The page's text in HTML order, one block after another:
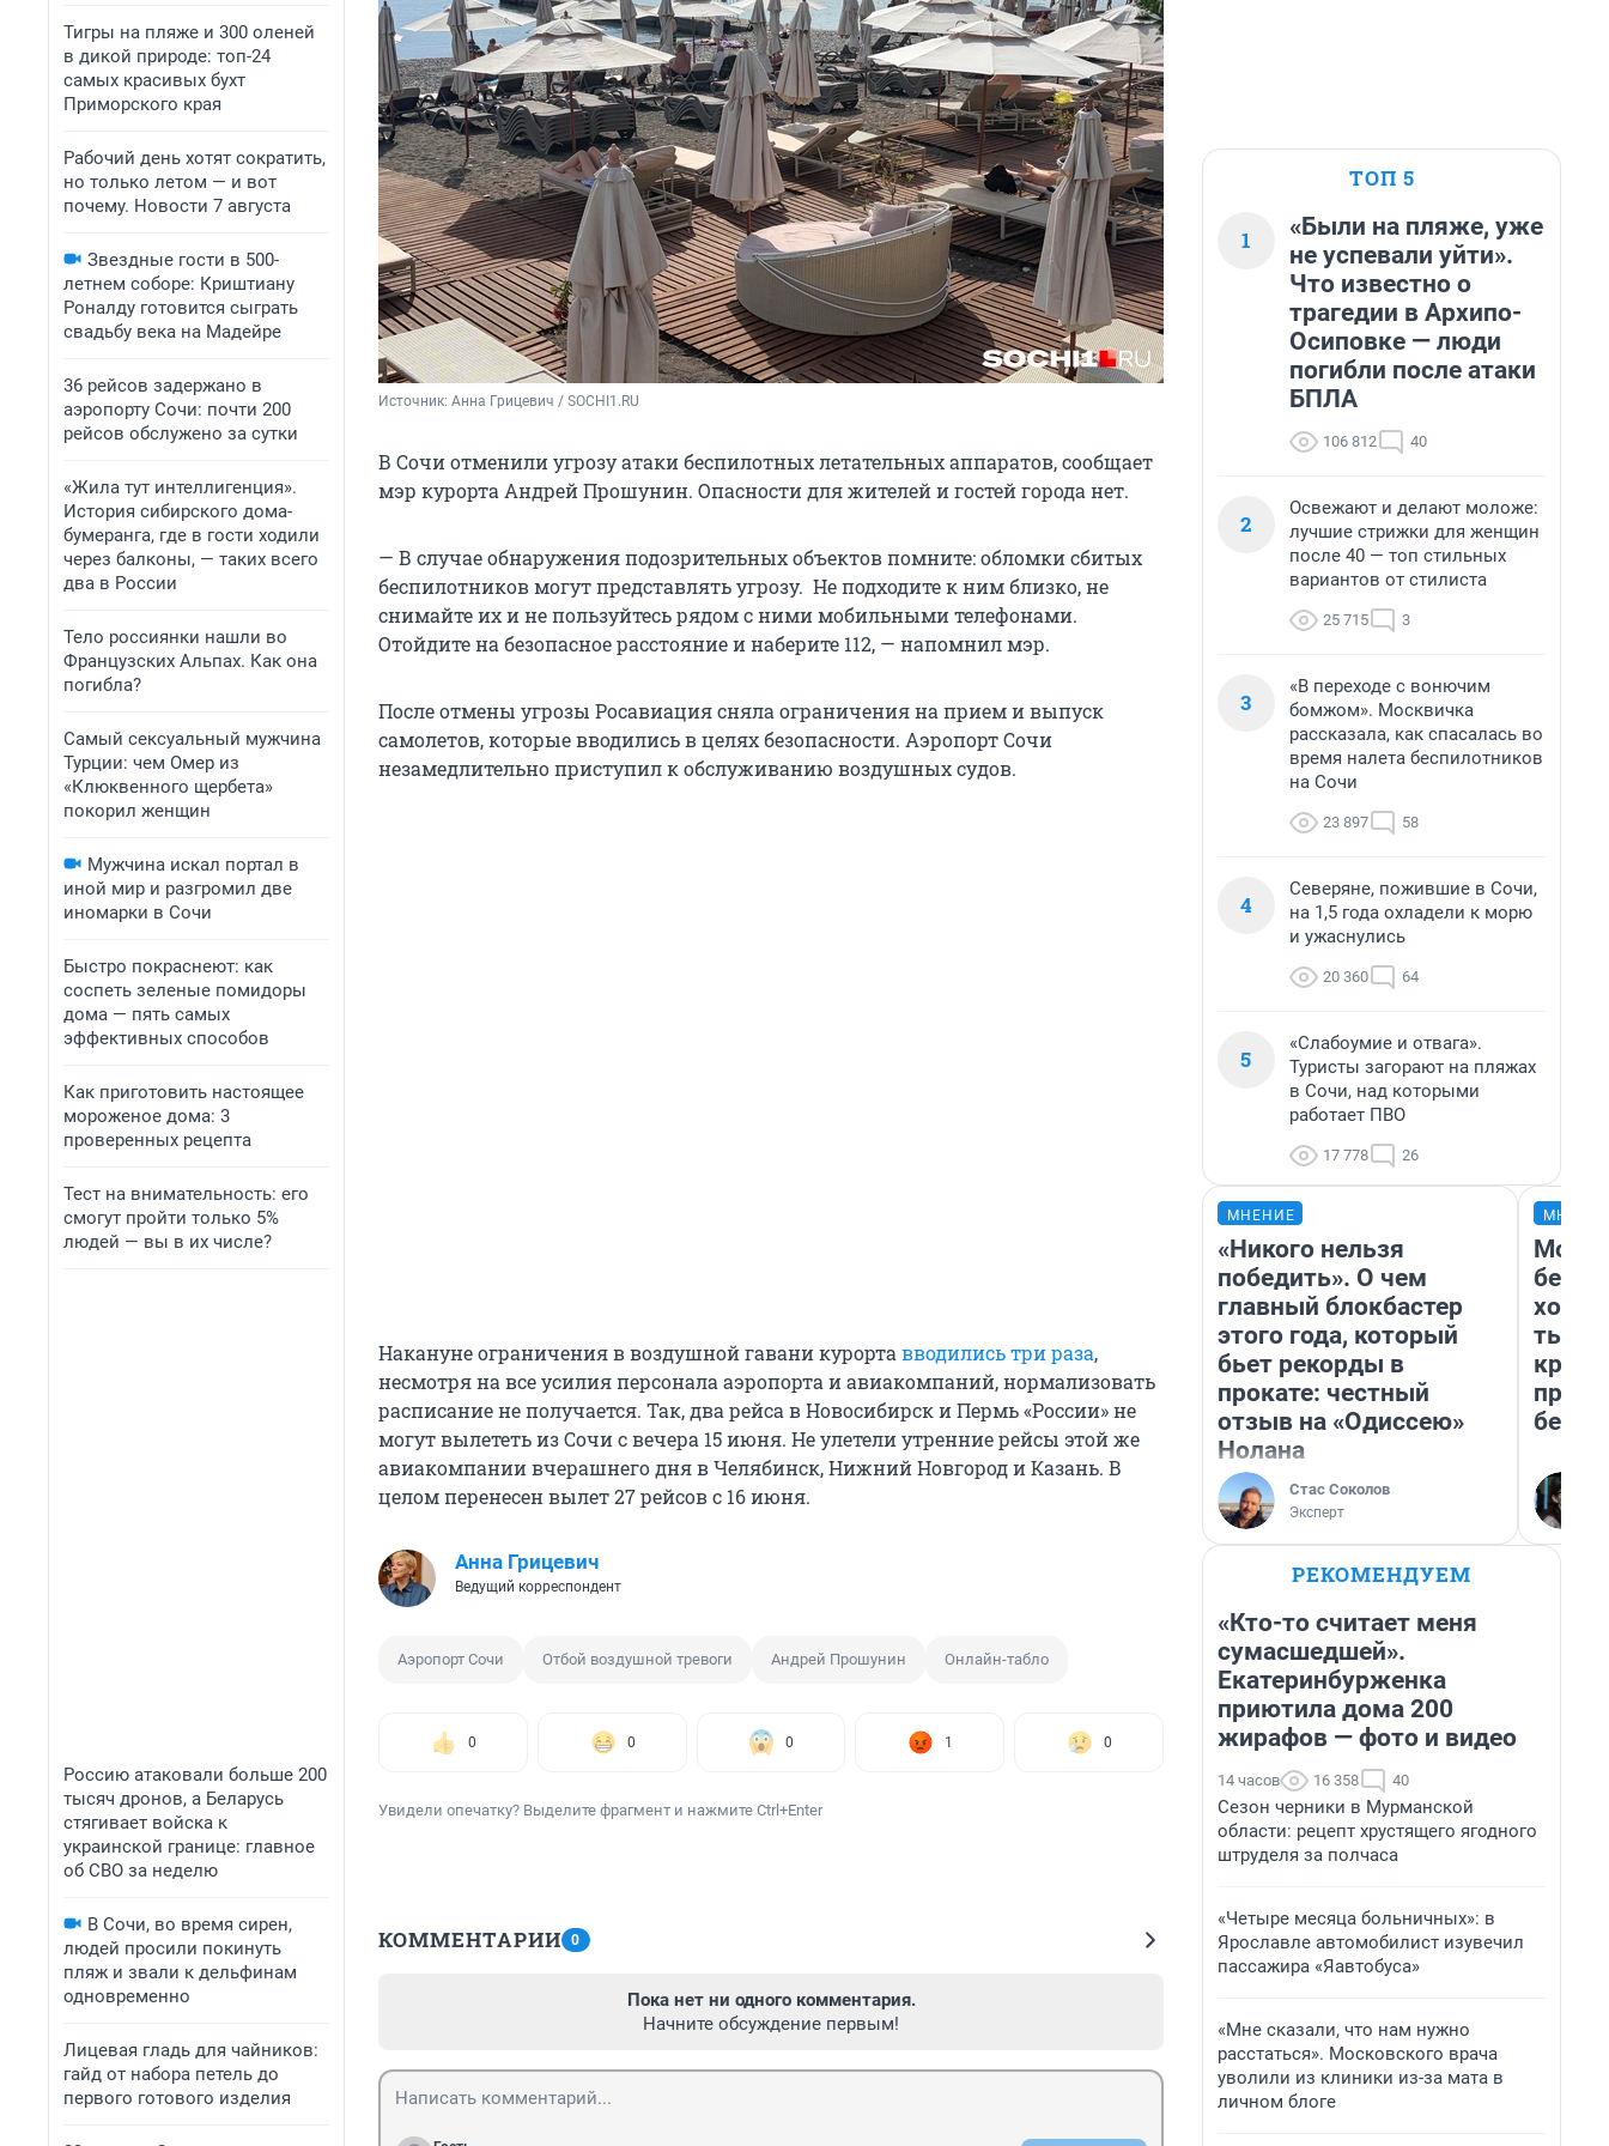
Тигры на пляже и 300 оленей
в дикой природе: топ-24
самых красивых бухт
Приморского края
Рабочий день хотят сократить,
но только летом — и вот
почему. Новости 7 августа
Звездные гости в 500-
летнем соборе: Криштиану
Роналду готовится сыграть
свадьбу века на Мадейре
36 рейсов задержано в
аэропорту Сочи: почти 200
рейсов обслужено за сутки
«Жила тут интеллигенция».
История сибирского дома-
бумеранга, где в гости ходили
через балконы, — таких всего
два в России
Тело россиянки нашли во
Французских Альпах. Как она
погибла?
Самый сексуальный мужчина
Турции: чем Омер из
«Клюквенного щербета»
покорил женщин
Мужчина искал портал в
иной мир и разгромил две
иномарки в Сочи
Быстро покраснеют: как
соспеть зеленые помидоры
дома — пять самых
эффективных способов
Как приготовить настоящее
мороженое дома: 3
проверенных рецепта
Тест на внимательность: его
смогут пройти только 5%
людей — вы в их числе?
Россию атаковали больше 200
тысяч дронов, а Беларусь
стягивает войска к
украинской границе: главное
об СВО за неделю
В Сочи, во время сирен,
людей просили покинуть
пляж и звали к дельфинам
одновременно
Лицевая гладь для чайников:
гайд от набора петель до
первого готового изделия
Источник: Анна Грицевич / SOCHI1.RU
В Сочи отменили угрозу атаки беспилотных летательных аппаратов, сообщает
мэр курорта Андрей Прошунин. Опасности для жителей и гостей города нет.
— В случае обнаружения подозрительных объектов помните: обломки сбитых
беспилотников могут представлять угрозу. Не подходите к ним близко, не
снимайте их и не пользуйтесь рядом с ними мобильными телефонами.
Отойдите на безопасное расстояние и наберите 112, — напомнил мэр.
После отмены угрозы Росавиация сняла ограничения на прием и выпуск
самолетов, которые вводились в целях безопасности. Аэропорт Сочи
незамедлительно приступил к обслуживанию воздушных судов.
Накануне ограничения в воздушной гавани курорта вводились три раза,
несмотря на все усилия персонала аэропорта и авиакомпаний, нормализовать
расписание не получается. Так, два рейса в Новосибирск и Пермь «России» не
могут вылететь из Сочи с вечера 15 июня. Не улетели утренние рейсы этой же
авиакомпании вчерашнего дня в Челябинск, Нижний Новгород и Казань. В
целом перенесен вылет 27 рейсов с 16 июня.
Анна Грицевич
Ведущий корреспондент
Аэропорт Сочи Отбой воздушной тревоги Андрей Прошунин Онлайн-табло
0 0 0 1 0
Увидели опечатку? Выделите фрагмент и нажмите Ctrl+Enter
КОММЕНТАРИИ 0
Пока нет ни одного комментария.
Начните обсуждение первым!
ТОП 5
1
«Были на пляже, уже
не успевали уйти».
Что известно о
трагедии в Архипо-
Осиповке — люди
погибли после атаки
БПЛА
106 812 40
2
Освежают и делают моложе:
лучшие стрижки для женщин
после 40 — топ стильных
вариантов от стилиста
25 715 3
3
«В переходе с вонючим
бомжом». Москвичка
рассказала, как спасалась во
время налета беспилотников
на Сочи
23 897 58
4
Северяне, пожившие в Сочи,
на 1,5 года охладели к морю
и ужаснулись
20 360 64
5
«Слабоумие и отвага».
Туристы загорают на пляжах
в Сочи, над которыми
работает ПВО
17 778 26
МНЕНИЕ
«Никого нельзя
победить». О чем
главный блокбастер
этого года, который
бьет рекорды в
прокате: честный
отзыв на «Одиссею»
Нолана
Стас Соколов
Эксперт
Мой
РЕКОМЕНДУЕМ
«Кто-то считает меня
сумасшедшей».
Екатеринбурженка
приютила дома 200
жирафов — фото и видео
14 часов 16 358 40
Сезон черники в Мурманской
области: рецепт хрустящего ягодного
штруделя за полчаса
«Четыре месяца больничных»: в
Ярославле автомобилист изувечил
пассажира «Яавтобуса»
«Мне сказали, что нам нужно
расстаться». Московского врача
уволили из клиники из-за мата в
личном блоге